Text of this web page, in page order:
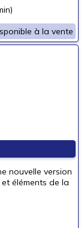
à la vente
nouvelle version
éléments de la